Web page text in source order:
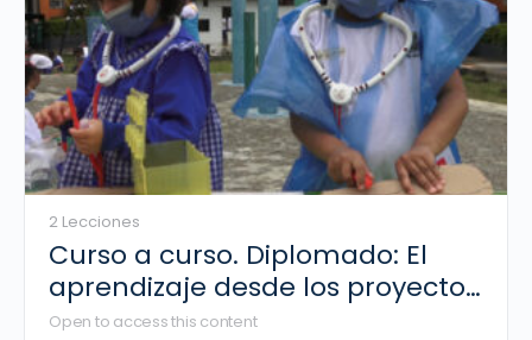
2 Lecciones
Curso a curso. Diplomado: El
aprendizaje desde los proyectos
de investigación en la primera
Open to access this content